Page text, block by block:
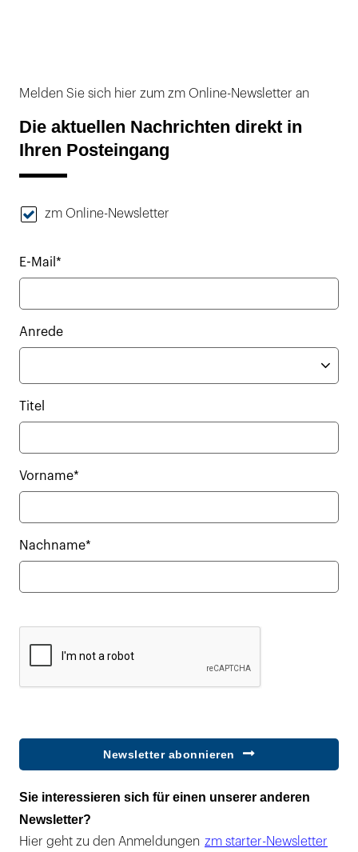
Melden Sie sich hier zum zm Online-Newsletter an
Die aktuellen Nachrichten direkt in
Ihren Posteingang
zm Online-Newsletter
E-Mail*
Anrede
Titel
Vorname*
Nachname*
Newsletter abonnieren
Sie interessieren sich für einen unserer anderen
Newsletter?
Hier geht zu den Anmeldungen zm starter-Newsletter